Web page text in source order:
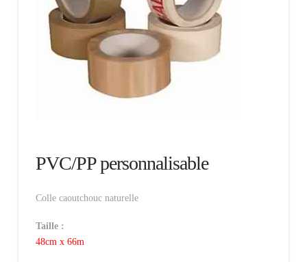
PVC/PP personnalisable
Colle caoutchouc naturelle
Taille :
48cm x 66m